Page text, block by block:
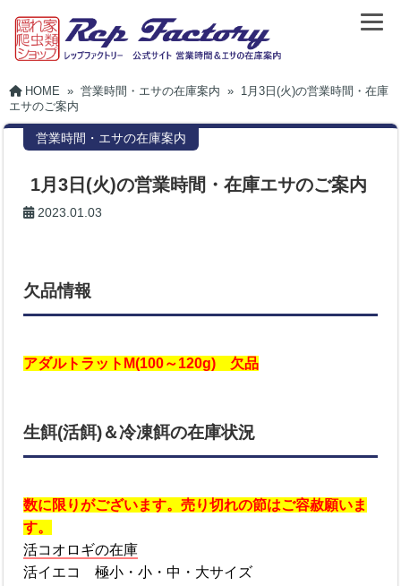
HOME » 営業時間・エサの在庫案内 » 1月3日(火)の営業時間・在庫
エサのご案内
営業時間・エサの在庫案内
1月3日(火)の営業時間・在庫エサのご案内
2023.01.03
欠品情報
アダルトラットM(100～120g) 欠品
生餌(活餌)＆冷凍餌の在庫状況
数に限りがございます。売り切れの節はご容赦願いま
す。
活コオロギの在庫
活イエコ 極小・小・中・大サイズ